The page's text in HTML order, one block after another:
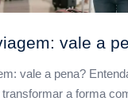
vale a
vale a pena?
a forma